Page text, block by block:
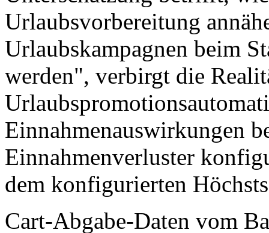
Urlaubsvorbereitung
Urlaubskampagnen beim
werden", verbirgt die
Einnahmenauswirkungen
Einnahmenverluster
dem konfigurierten
Cart-Abgabe-Daten vom